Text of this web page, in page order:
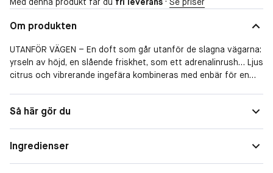
Om produkten
UTANFÖR VÄGEN – En doft som går utanför de slagna vägarna:
yrseln av höjd, en slående friskhet, som ett adrenalinrush… Ljus
citrus och vibrerande ingefära kombineras med enbär för en
utforska nya områden och testa sina gränser med mod och
glans.
Så här gör du
Ingredienser